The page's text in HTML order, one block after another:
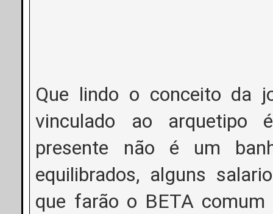
Que lindo o conceito da
vinculado ao arquetipo
presente não é um
equilibrados, alguns
que farão o BETA comum